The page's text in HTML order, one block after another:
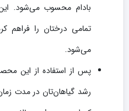
بادام محسوب می‌شود.
تمامی درختان را
می‌شود.
پس از استفاده از این
رشد گیاهان‌تان در مدت